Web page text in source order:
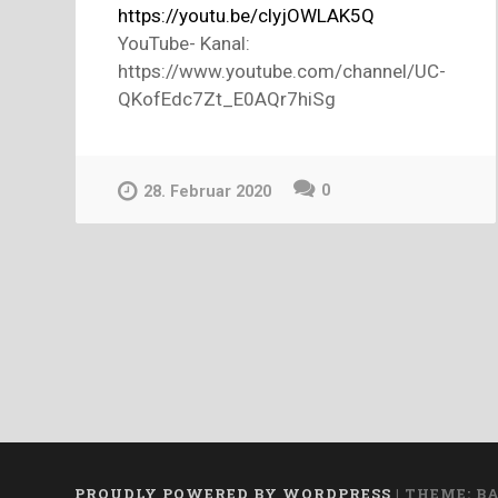
https://youtu.be/clyjOWLAK5Q
YouTube- Kanal:
https://www.youtube.com/channel/UC-
QKofEdc7Zt_E0AQr7hiSg
28. Februar 2020 0
PROUDLY POWERED BY WORDPRESS | THEME: